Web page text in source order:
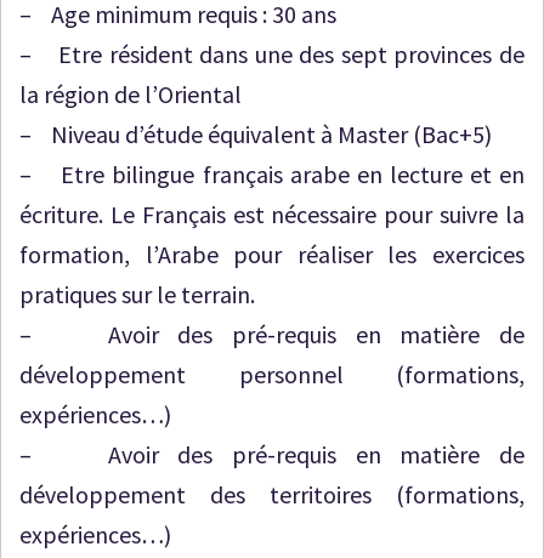
– Age minimum requis : 30 ans
– Etre résident dans une des sept provinces de
la région de l’Oriental
– Niveau d’étude équivalent à Master (Bac+5)
– Etre bilingue français arabe en lecture et en
écriture. Le Français est nécessaire pour suivre la
formation, l’Arabe pour réaliser les exercices
pratiques sur le terrain.
– Avoir des pré-requis en matière de
développement personnel (formations,
expériences…)
– Avoir des pré-requis en matière de
développement des territoires (formations,
expériences…)